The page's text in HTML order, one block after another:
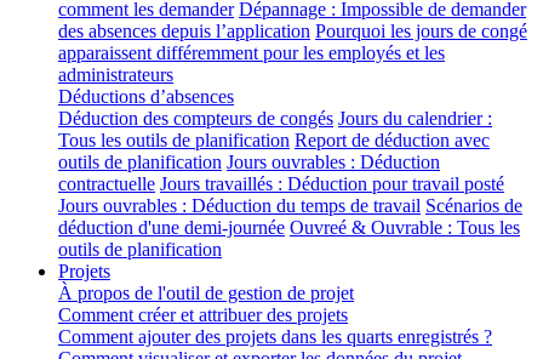
comment les demander Dépannage : Impossible de demander
des absences depuis l’application Pourquoi les jours de congé
apparaissent différemment pour les employés et les
administrateurs
Déductions d’absences
Déduction des compteurs de congés Jours du calendrier :
Tous les outils de planification Report de déduction avec
outils de planification Jours ouvrables : Déduction
contractuelle Jours travaillés : Déduction pour travail posté
Jours ouvrables : Déduction du temps de travail Scénarios de
déduction d'une demi-journée Ouvreé & Ouvrable : Tous les
outils de planification
Projets
À propos de l'outil de gestion de projet
Comment créer et attribuer des projets
Comment ajouter des projets dans les quarts enregistrés ?